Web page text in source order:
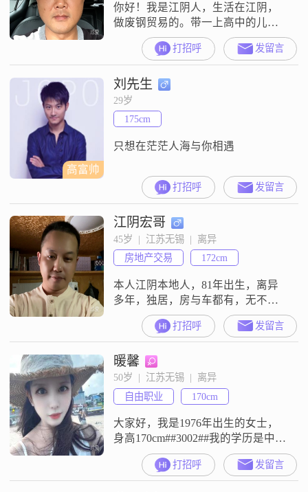
你好！我是江阴人，生活在江阴，
做废钢贸易的。带一上高中的儿
子，诚信征婚！ 不要说网络上没真
心的！总结了一下，男的如果是真
心就别提性，处一段时间看看，女
的如果是真心就别提钱，谈一段试
试。一起约个时间吃饭，看电影，
相处看是否合适，如果不是这样，
就别一天到晚贼喊捉贼，怀揣着不
良的目的，想占个便宜捞个偏门，
打招呼 发留言
高富帅
刘先生
29岁
175cm
只想在茫茫人海与你相遇
打招呼 发留言
江阴宏哥
45岁  |  江苏无锡  |  离异
房地产交易
172cm
本人江阴本地人，81年出生，离异
多年，独居，房与车都有，无不良
嗜好，无欠款，收入中等，我喜欢
专一的女生，简单的人际关系，对
于另一半没有太高要求，真心过日
子的，重感情的，能相互理解，平
淡的过完余生即可，
打招呼 发留言
暖馨
50岁  |  江苏无锡  |  离异
自由职业
170cm
大家好，我是1976年出生的女士，
身高170cm##3002##我的学历是中
专，现在在无锡工作，月收入在
3001到5000元之间##3002##我觉得
自己是一个温柔体贴的人，平时对
打招呼 发留言